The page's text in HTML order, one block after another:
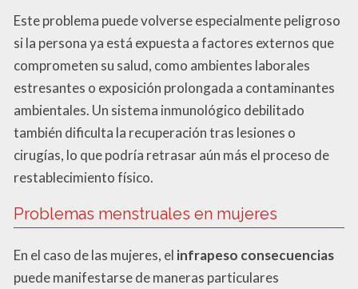
Este problema puede volverse especialmente peligroso
si la persona ya está expuesta a factores externos que
comprometen su salud, como ambientes laborales
estresantes o exposición prolongada a contaminantes
ambientales. Un sistema inmunológico debilitado
también dificulta la recuperación tras lesiones o
cirugías, lo que podría retrasar aún más el proceso de
restablecimiento físico.
Problemas menstruales en mujeres
En el caso de las mujeres, el infrapeso consecuencias
puede manifestarse de maneras particulares